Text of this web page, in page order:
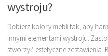
wystroju?
Dobierz kolory mebli tak, aby
innymi elementami wystroju.
stworzyć estetyczne zestawienia.